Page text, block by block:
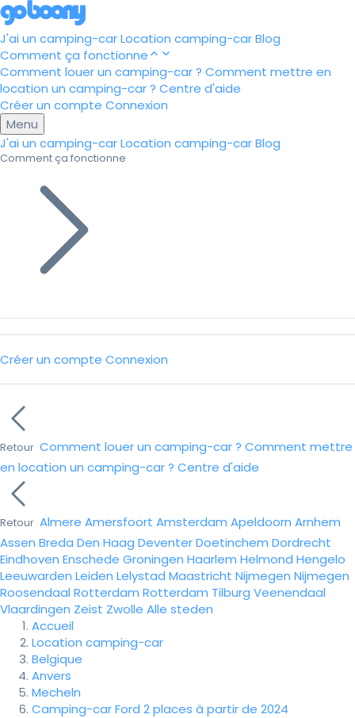
J'ai un camping-carLocation camping-carBlog
Comment ça fonctionne
Comment louer un camping-car ? Comment mettre en
location un camping-car ? Centre d'aide
Créer un compte Connexion
Menu
J'ai un camping-carLocation camping-carBlog
Comment ça fonctionne
Créer un compte Connexion
Retour Comment louer un camping-car ? Comment mettre
en location un camping-car ? Centre d'aide
Retour Almere Amersfoort Amsterdam Apeldoorn Arnhem
Assen Breda Den Haag DeventerDoetinchem Dordrecht
Eindhoven Enschede Groningen Haarlem Helmond Hengelo
Leeuwarden Leiden Lelystad Maastricht Nijmegen Nijmegen
Roosendaal Rotterdam Rotterdam Tilburg Veenendaal
Vlaardingen Zeist Zwolle Alle steden
Accueil
Location camping-car
Belgique
Anvers
Mecheln
Camping-car Ford 2 places à partir de 2024